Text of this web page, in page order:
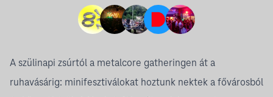
A szülinapi zsúrtól a metalcore gatheringen át a
ruhavásárig: minifesztiválokat hoztunk nektek a fővárosból